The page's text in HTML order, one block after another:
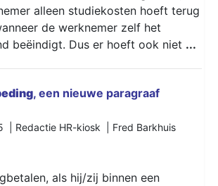
alleen studiekosten hoeft terug
de werknemer zelf het
beëindigt. Dus er hoeft ook niet ...
, een nieuwe paragraaf
| Redactie HR-kiosk | Fred Barkhuis
als hij/zij binnen een